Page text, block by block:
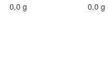
0,0 g 0,0 g